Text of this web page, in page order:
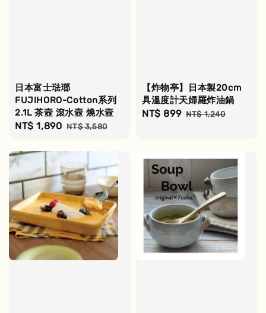
日本富士琺瑯
FUJIHORO-Cotton系列
2.1L 茶壼 滾水壼 燒水壼
Sale
NT$ 1,890 Regular
NT$ 3,580
【炸物亭】日本製20cm
具溫度計天婦羅炸油鍋
Sale
NT$ 899 Regular
NT$ 1,240